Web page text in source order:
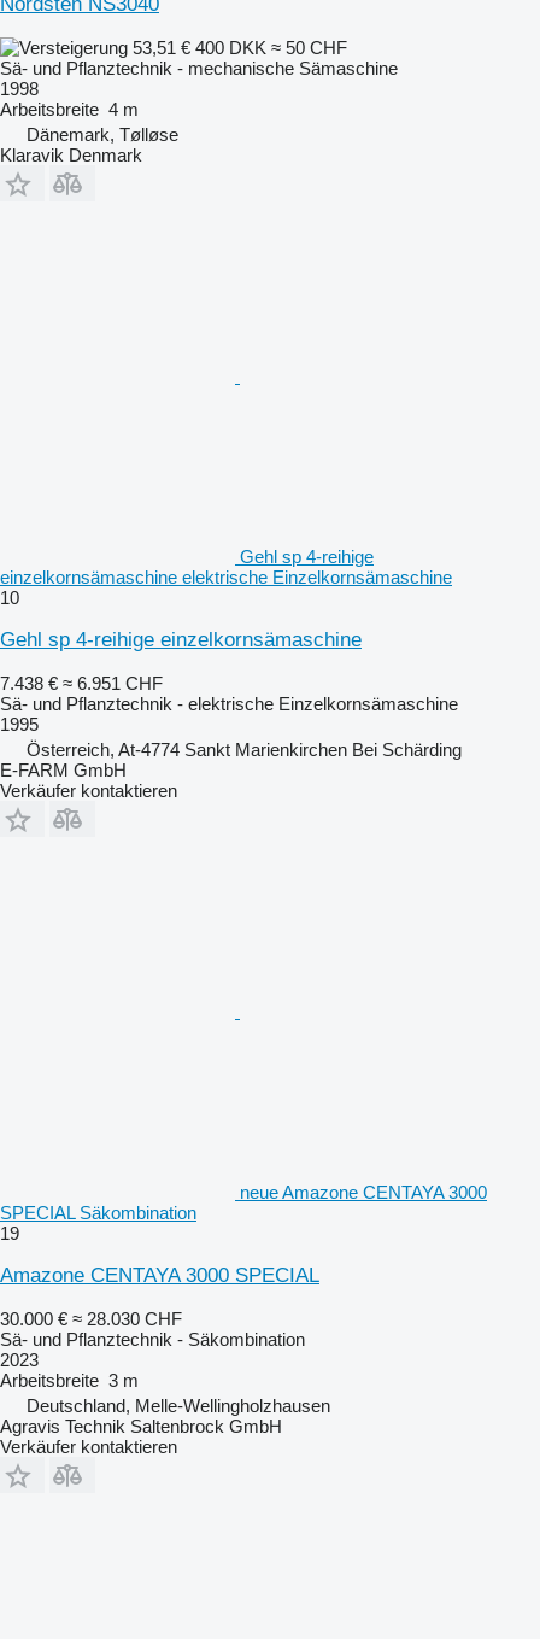
53,51 € 400 DKK ≈ 50 CHF
Sä- und Pflanztechnik - mechanische Sämaschine
1998
Arbeitsbreite 4 m
Dänemark, Tølløse
Klaravik Denmark
Gehl sp 4-reihige
einzelkornsämaschine elektrische Einzelkornsämaschine
10
Gehl sp 4-reihige einzelkornsämaschine
7.438 € ≈ 6.951 CHF
Sä- und Pflanztechnik - elektrische Einzelkornsämaschine
1995
Österreich, At-4774 Sankt Marienkirchen Bei Schärding
E-FARM GmbH
Verkäufer kontaktieren
neue Amazone CENTAYA 3000
SPECIAL Säkombination
19
Amazone CENTAYA 3000 SPECIAL
30.000 € ≈ 28.030 CHF
Sä- und Pflanztechnik - Säkombination
2023
Arbeitsbreite 3 m
Deutschland, Melle-Wellingholzhausen
Agravis Technik Saltenbrock GmbH
Verkäufer kontaktieren